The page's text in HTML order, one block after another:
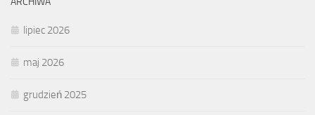
lipiec 2026
maj 2026
grudzień 2025